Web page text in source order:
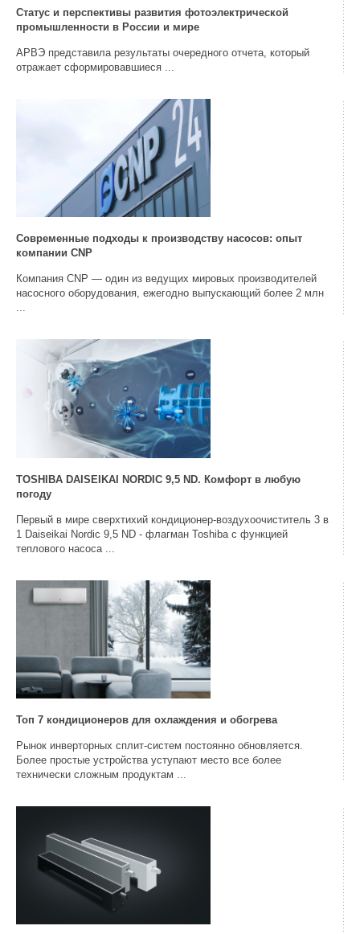
Статус и перспективы развития фотоэлектрической
промышленности в России и мире
АРВЭ представила результаты очередного отчета, который
отражает сформировавшиеся ...
Современные подходы к производству насосов: опыт
компании CNP
Компания CNP — один из ведущих мировых производителей
насосного оборудования, ежегодно выпускающий более 2 млн
...
TOSHIBA DAISEIKAI NORDIC 9,5 ND. Комфорт в любую
погоду
Первый в мире сверхтихий кондиционер-воздухоочиститель 3 в
1 Daiseikai Nordic 9,5 ND - флагман Toshiba с функцией
теплового насоса ...
Топ 7 кондиционеров для охлаждения и обогрева
Рынок инверторных сплит-систем постоянно обновляется.
Более простые устройства уступают место все более
технически сложным продуктам ...